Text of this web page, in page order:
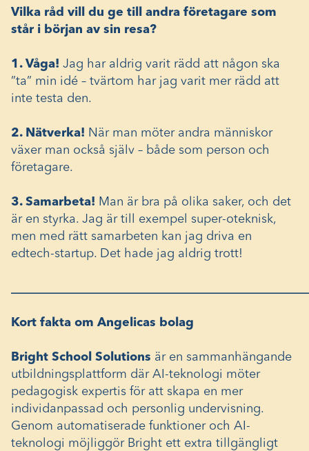
Vilka råd vill du ge till andra företagare som
står i början av sin resa?
1. Våga! Jag har aldrig varit rädd att någon ska
”ta” min idé – tvärtom har jag varit mer rädd att
inte testa den.
2. Nätverka! När man möter andra människor
växer man också själv – både som person och
företagare.
3. Samarbeta! Man är bra på olika saker, och det
är en styrka. Jag är till exempel super-oteknisk,
men med rätt samarbeten kan jag driva en
edtech-startup. Det hade jag aldrig trott!
Kort fakta om Angelicas bolag
Bright School Solutions är en sammanhängande
utbildningsplattform där AI-teknologi möter
pedagogisk expertis för att skapa en mer
individanpassad och personlig undervisning.
Genom automatiserade funktioner och AI-
teknologi möjliggör Bright ett extra tillgängligt